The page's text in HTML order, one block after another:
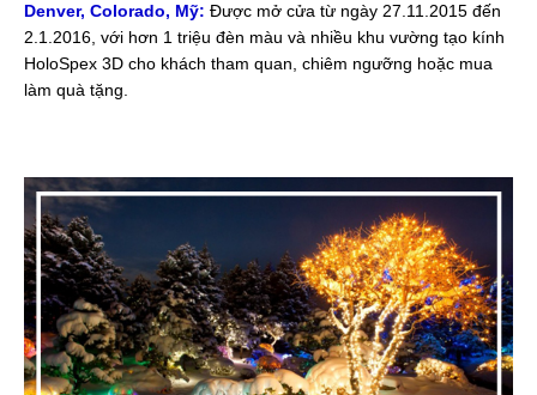
Denver, Colorado, Mỹ: Được mở cửa từ ngày 27.11.2015 đến
2.1.2016, với hơn 1 triệu đèn màu và nhiều khu vường tạo kính
HoloSpex 3D cho khách tham quan, chiêm ngưỡng hoặc mua
làm quà tặng.